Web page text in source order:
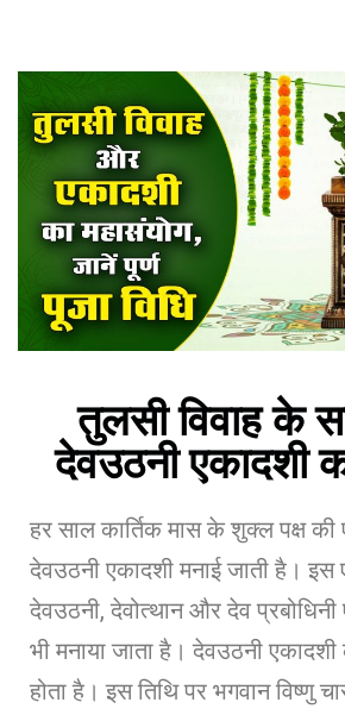
तुलसी विवाह के
देवउठनी एकादशी
हर साल कार्तिक मास के शुक्ल पक्ष की
देवउठनी एकादशी मनाई जाती है। इस
देवउठनी, देवोत्थान और देव
भी मनाया जाता है। देवउठनी
होता है। इस तिथि पर भगवान विष्णु